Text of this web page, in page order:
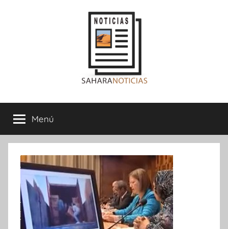
Sahara
Noticias
Menú